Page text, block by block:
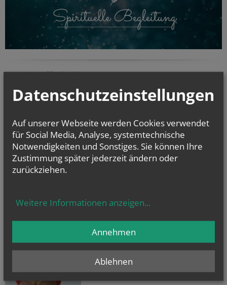
KaRoLieBe auf facebook:
Datenschutzeinstellungen
Auf unserer Webseite werden Cookies verwendet
für Social Media, Analyse, systemtechnische
Notwendigkeiten und Sonstiges. Sie können Ihre
Zustimmung später jederzeit ändern oder
zurückziehen.
Weitere Informationen anzeigen...
Ablehnen
Annehmen